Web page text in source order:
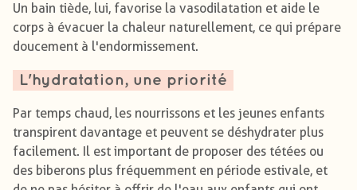
Un bain tiède, lui, favorise la vasodilatation et aide le
corps à évacuer la chaleur naturellement, ce qui prépare
doucement à l'endormissement.
L'hydratation, une priorité
Par temps chaud, les nourrissons et les jeunes enfants
transpirent davantage et peuvent se déshydrater plus
facilement. Il est important de proposer des tétées ou
des biberons plus fréquemment en période estivale, et